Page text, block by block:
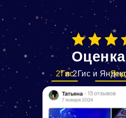
в 2Гис и
2Гис
Наши контакты
+7 383 310-29-